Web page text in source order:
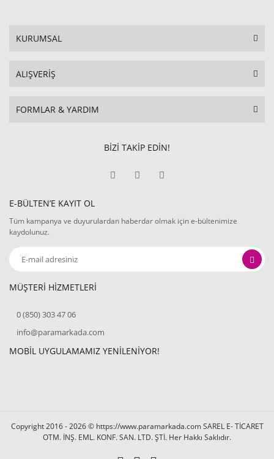
KURUMSAL
ALIŞVERİŞ
FORMLAR & YARDIM
BİZİ TAKİP EDİN!
E-BÜLTEN’E KAYIT OL
Tüm kampanya ve duyurulardan haberdar olmak için e-bültenimize
kaydolunuz.
MÜŞTERİ HİZMETLERİ
0 (850) 303 47 06
info@paramarkada.com
MOBİL UYGULAMAMIZ YENİLENİYOR!
Copyright 2016 - 2026 © https://www.paramarkada.com SAREL E- TİCARET
OTM. İNŞ. EML. KONF. SAN. LTD. ŞTİ. Her Hakkı Saklıdır.